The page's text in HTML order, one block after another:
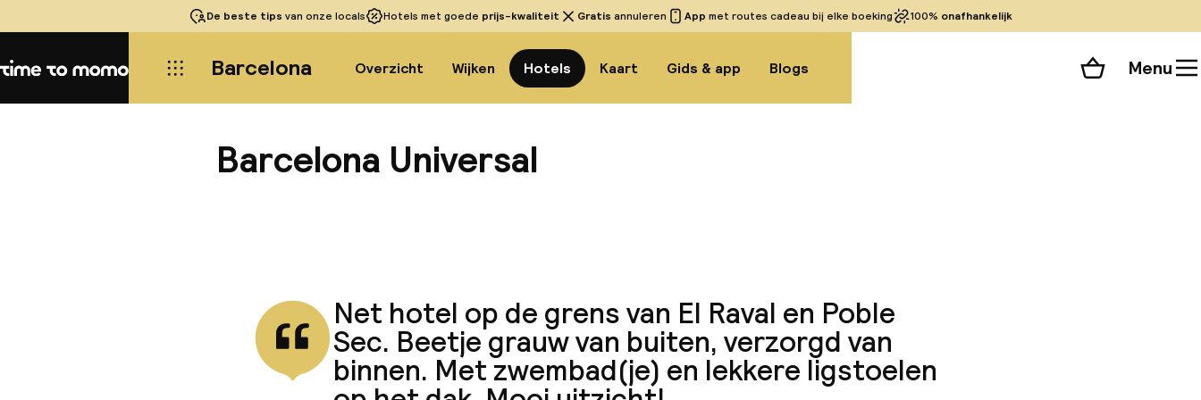
De beste tips van onze locals Hotels met goede prijs-kwaliteit Gratis annuleren App met routes cadeau bij elke boeking 100% onafhankelijk
Home Barcelona Overzicht Wijken Hotels Kaart Gids & app Blogs Winkelmand
Menu
Barcelona Universal
Net hotel op de grens van El Raval en Poble
Sec. Beetje grauw van buiten, verzorgd van
binnen. Met zwembad(je) en lekkere ligstoelen